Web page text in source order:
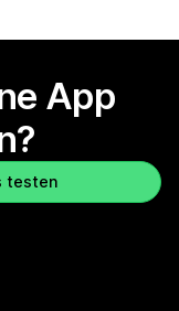
App
testen